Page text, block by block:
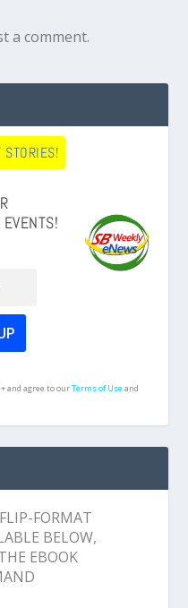
a comment.
STORIES!
and agree to ourTerms of Useand
FORMAT
BELOW,
EBOOK